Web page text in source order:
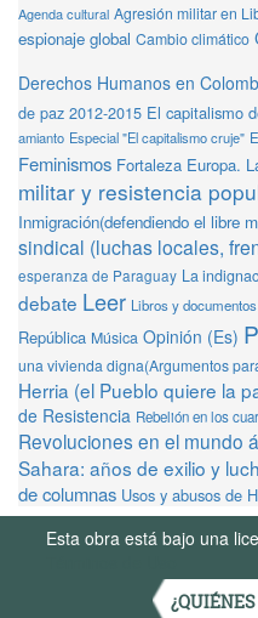
Agenda cultural Agresión militar en
espionaje global Cambio climático
Derechos Humanos en
de paz 2012-2015 El capitalismo
amianto Especial "El capitalismo cruje"
Feminismos Fortaleza Europa.
militar y resistencia
Inmigración(defendiendo el libre
sindical (luchas locales,
esperanza de Paraguay La
debate Leer Libros y documentos
República Música Opinión (Es)
una vivienda digna(Argumentos
Herria (el Pueblo quiere la
de Resistencia Rebelión en los
Revoluciones en el mundo
Sahara: años de exilio y
de columnas Usos y abusos de
Esta obra está bajo una